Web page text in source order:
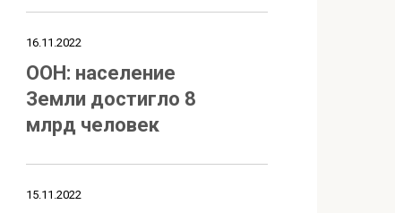
16.11.2022
ООН: население
Земли достигло 8
млрд человек
15.11.2022